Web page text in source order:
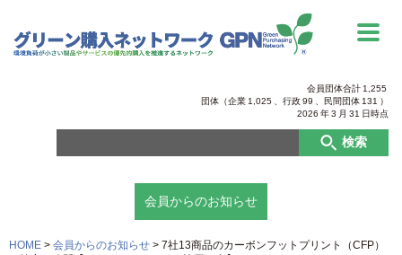
会員団体合計 1,255
団体（企業 1,025 、行政99 民間団体 131 ）
2026 年3 月 31 日時点
検索
会員からのお知らせ
HOME > 会員からのお知らせ > 7社13商品のカーボンフットプリント（CFP）